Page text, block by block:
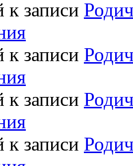
к записи
к записи
к записи
к записи